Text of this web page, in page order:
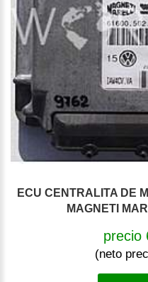
ECU CENTRALITA DE
MAGNETI
precio
(neto